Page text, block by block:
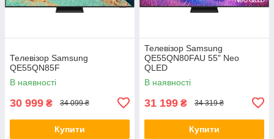
Телевізор Samsung
QE55QN85F
В наявності
30 999 ₴ 34 099 ₴
Купити
Телевізор Samsung
QE55QN80FAU 55" Neo
QLED
В наявності
31 199 ₴ 34 319 ₴
Купити